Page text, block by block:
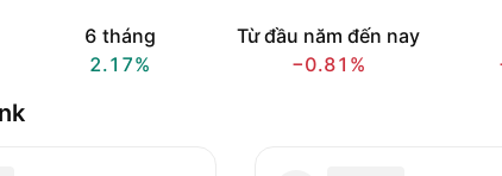
6 tháng
2.17%
Từ đầu năm đến nay
−0.81%